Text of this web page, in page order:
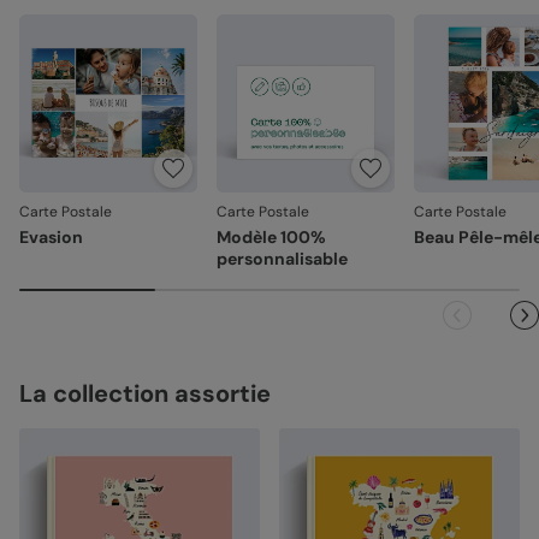
Carte Postale
Evasion
Carte Postale
Modèle 100%
personnalisable
Carte Postale
Beau Pêle-
La collection assortie